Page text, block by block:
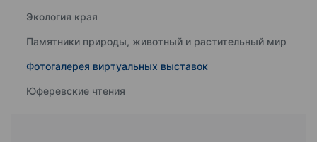
Экология края
Памятники природы, животный и растительный мир
Фотогалерея виртуальных выставок
Юферевские чтения